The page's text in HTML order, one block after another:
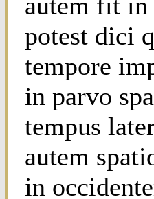
autem fit in
potest dici
tempore
in parvo
tempus
autem
in